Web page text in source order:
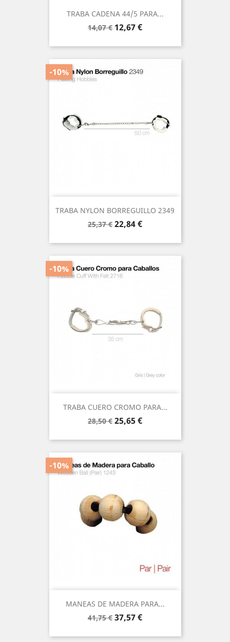
TRABA CADENA 44/5 PARA...
Precio
14,07 € Precio
12,67 €
TRABA NYLON BORREGUILLO 2349
Precio
25,37 €
-10%
Precio
22,84 €
TRABA CUERO CROMO PARA...
Precio
28,50 €
-10%
Precio
25,65 €
MANEAS DE MADERA PARA...
Precio
41,75 €
-10%
Precio
37,57 €